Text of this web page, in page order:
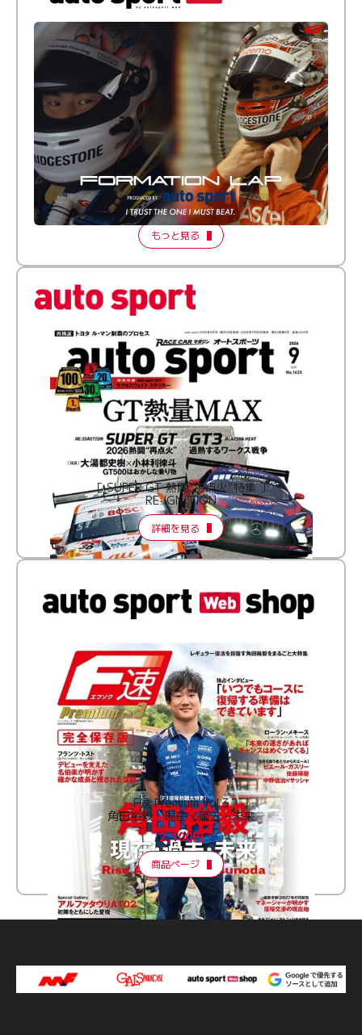
倒す相手を、信じてる。小林利徠斗 × 野村勇斗
【FORMATION LAP Produced by auto sport】
2026 Episode 2
もっと見る
［ SUPER GT 熱闘“再点火”特集 ］
RE:IGNITION
詳細を見る
F速 Premium Vol.3
角田裕毅 現在・過去・未来
2,100円
商品ページ